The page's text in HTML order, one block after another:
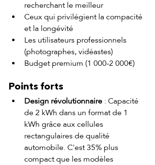
recherchant le meilleur
Ceux qui privilégient la compacité
et la longévité
Les utilisateurs professionnels
(photographes, vidéastes)
Budget premium (1 000-2 000€)
Points forts
Design révolutionnaire : Capacité
de 2 kWh dans un format de 1
kWh grâce aux cellules
rectangulaires de qualité
automobile. C'est 35% plus
compact que les modèles